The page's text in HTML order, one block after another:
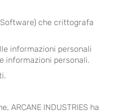
che crittografa
informazioni personali
informazioni personali.
ARCANE INDUSTRIES ha